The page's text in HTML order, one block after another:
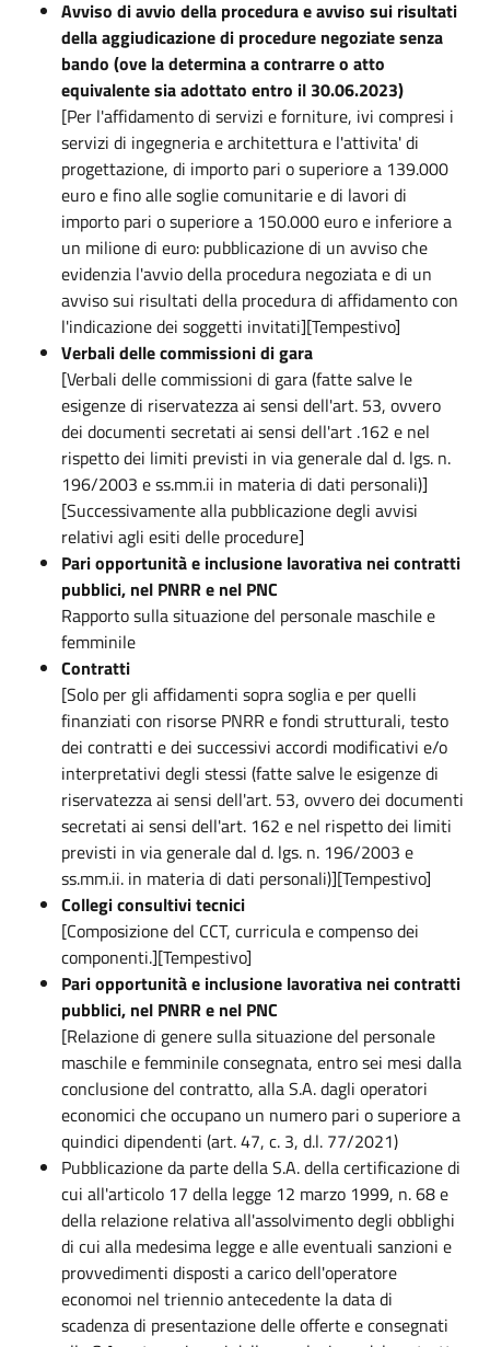
Avviso di avvio della procedura e avviso sui risultati
della aggiudicazione di procedure negoziate senza
bando (ove la determina a contrarre o atto
equivalente sia adottato entro il 30.06.2023)
[Per l'affidamento di servizi e forniture, ivi compresi i
servizi di ingegneria e architettura e l'attivita' di
progettazione, di importo pari o superiore a 139.000
euro e fino alle soglie comunitarie e di lavori di
importo pari o superiore a 150.000 euro e inferiore a
un milione di euro: pubblicazione di un avviso che
evidenzia l'avvio della procedura negoziata e di un
avviso sui risultati della procedura di affidamento con
l'indicazione dei soggetti invitati][Tempestivo]
Verbali delle commissioni di gara
[Verbali delle commissioni di gara (fatte salve le
esigenze di riservatezza ai sensi dell'art. 53, ovvero
dei documenti secretati ai sensi dell'art .162 e nel
rispetto dei limiti previsti in via generale dal d. lgs. n.
196/2003 e ss.mm.ii in materia di dati personali)]
[Successivamente alla pubblicazione degli avvisi
relativi agli esiti delle procedure]
Pari opportunità e inclusione lavorativa nei contratti
pubblici, nel PNRR e nel PNC
Rapporto sulla situazione del personale maschile e
femminile
Contratti
[Solo per gli affidamenti sopra soglia e per quelli
finanziati con risorse PNRR e fondi strutturali, testo
dei contratti e dei successivi accordi modificativi e/o
interpretativi degli stessi (fatte salve le esigenze di
riservatezza ai sensi dell'art. 53, ovvero dei documenti
secretati ai sensi dell'art. 162 e nel rispetto dei limiti
previsti in via generale dal d. lgs. n. 196/2003 e
ss.mm.ii. in materia di dati personali)][Tempestivo]
Collegi consultivi tecnici
[Composizione del CCT, curricula e compenso dei
componenti.][Tempestivo]
Pari opportunità e inclusione lavorativa nei contratti
pubblici, nel PNRR e nel PNC
[Relazione di genere sulla situazione del personale
maschile e femminile consegnata, entro sei mesi dalla
conclusione del contratto, alla S.A. dagli operatori
economici che occupano un numero pari o superiore a
quindici dipendenti (art. 47, c. 3, d.l. 77/2021)
Pubblicazione da parte della S.A. della certificazione di
cui all'articolo 17 della legge 12 marzo 1999, n. 68 e
della relazione relativa all'assolvimento degli obblighi
di cui alla medesima legge e alle eventuali sanzioni e
provvedimenti disposti a carico dell'operatore
economoi nel triennio antecedente la data di
scadenza di presentazione delle offerte e consegnati